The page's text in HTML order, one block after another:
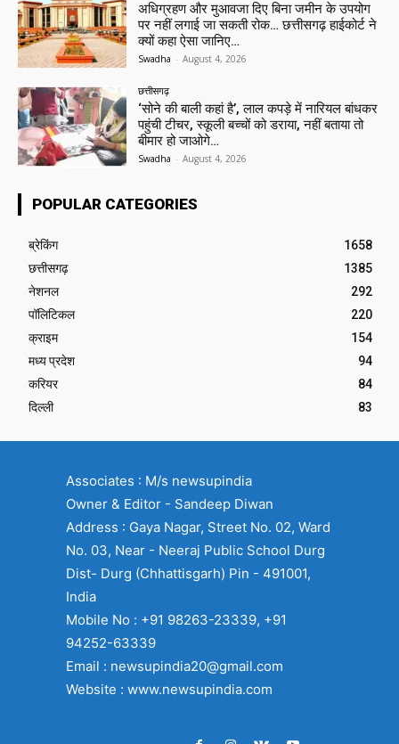
अधिग्रहण और मुआवजा दिए बिना जमीन के उपयोग
पर नहीं लगाई जा सकती रोक… छत्तीसगढ़ हाईकोर्ट ने
क्यों कहा ऐसा जानिए…
Swadha - August 4, 2026
छत्तीसगढ़
‘सोने की बाली कहां है’, लाल कपड़े में नारियल बांधकर
पहुंची टीचर, स्कूली बच्चों को डराया, नहीं बताया तो
बीमार हो जाओगे…
Swadha - August 4, 2026
POPULAR CATEGORIES
ब्रेकिंग
1658
छत्तीसगढ़
1385
नेशनल
292
पॉलिटिकल
220
क्राइम
154
मध्य प्रदेश
94
करियर
84
दिल्ली
83
Associates : M/s newsupindia
Owner & Editor - Sandeep Diwan
Address : Gaya Nagar, Street No. 02, Ward
No. 03, Near - Neeraj Public School Durg
Dist- Durg (Chhattisgarh) Pin - 491001,
India
Mobile No : +91 98263-23339, +91
94252-63339
Email : newsupindia20@gmail.com
Website : www.newsupindia.com